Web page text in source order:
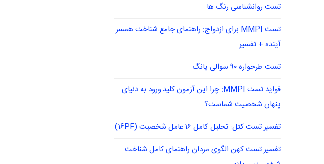
تست روانشناسی رنگ ها
تست MMPI برای ازدواج: راهنمای جامع شناخت همسر
آینده + تفسیر
تست طرحواره ۹۰ سوالی یانگ
فواید تست MMPI: چرا این آزمون کلید ورود به دنیای
پنهان شخصیت شماست؟
تفسیر تست کتل: تحلیل کامل ۱۶ عامل شخصیت (16PF)
تفسیر تست کهن الگوی مردان راهنمای کامل شناخت